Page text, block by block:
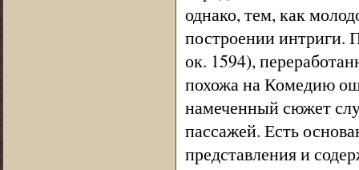
однако, тем, как
построении интриги.
ок. 1594),
похожа на Комедию
намеченный сюжет
пассажей. Есть
представления и